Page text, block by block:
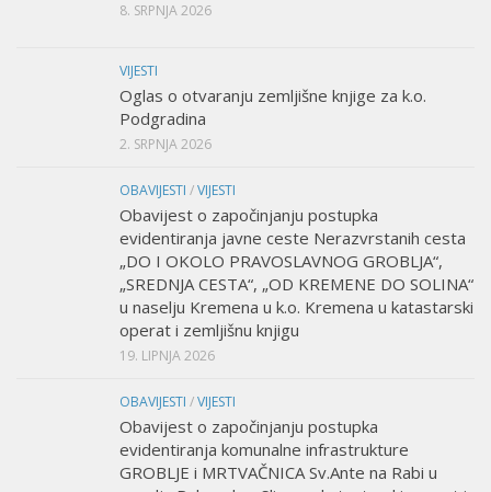
8. SRPNJA 2026
VIJESTI
Oglas o otvaranju zemljišne knjige za k.o.
Podgradina
2. SRPNJA 2026
OBAVIJESTI /VIJESTI
Obavijest o započinjanju postupka
evidentiranja javne ceste Nerazvrstanih cesta
„DO I OKOLO PRAVOSLAVNOG GROBLJA“,
„SREDNJA CESTA“, „OD KREMENE DO SOLINA“
u naselju Kremena u k.o. Kremena u katastarski
operat i zemljišnu knjigu
19. LIPNJA 2026
OBAVIJESTI /VIJESTI
Obavijest o započinjanju postupka
evidentiranja komunalne infrastrukture
GROBLJE i MRTVAČNICA Sv.Ante na Rabi u